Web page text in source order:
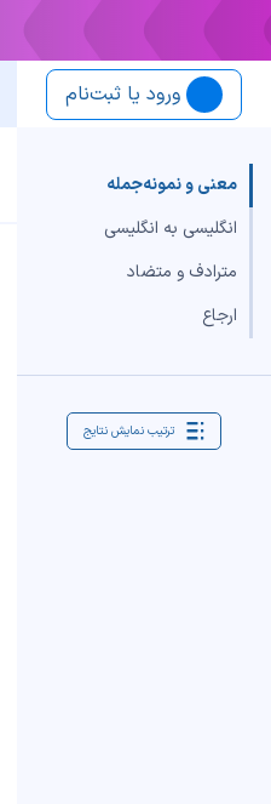
ورود یا ثبت‌نام
معنی و نمونه‌جمله
انگلیسی به انگلیسی
مترادف و متضاد
ارجاع
ترتیب نمایش نتایج